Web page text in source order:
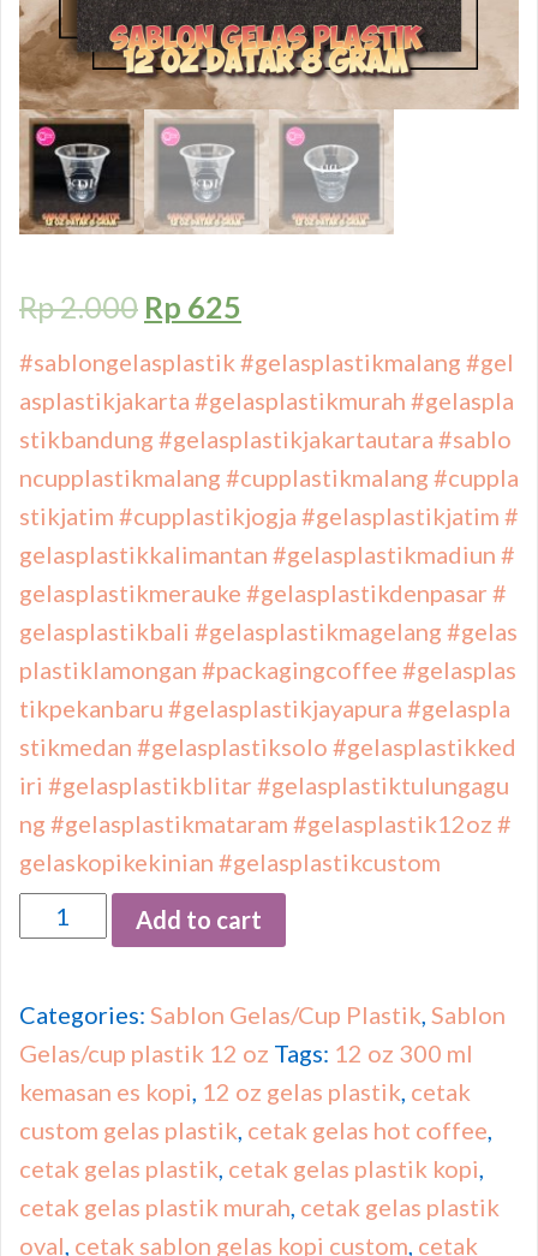
Rp2.000 Rp 625
#sablongelasplastik #gelasplastikmalang #gel
asplastikjakarta #gelasplastikmurah #gelaspla
stikbandung #gelasplastikjakartautara #sablo
ncupplastikmalang #cupplastikmalang #cuppla
stikjatim #cupplastikjogja #gelasplastikjatim #
gelasplastikkalimantan #gelasplastikmadiun #
gelasplastikmerauke #gelasplastikdenpasar #
gelasplastikbali #gelasplastikmagelang #gelas
plastiklamongan #packagingcoffee #gelasplas
tikpekanbaru #gelasplastikjayapura #gelaspla
stikmedan #gelasplastiksolo #gelasplastikked
iri #gelasplastikblitar #gelasplastiktulungagu
ng #gelasplastikmataram #gelasplastik12oz #
gelaskopikekinian #gelasplastikcustom
Quantity
Add to cart
Categories: Sablon Gelas/Cup Plastik Sablon
Gelas/cup plastik 12 oz Tags: 12 oz 300 ml
kemasan es kopi 12 oz gelas plastik cetak
custom gelas plastik cetak gelas hot coffee
cetak gelas plastik cetak gelas plastik kopi
cetak gelas plastik murah cetak gelas plastik
oval cetak sablon gelas kopi custom cetak